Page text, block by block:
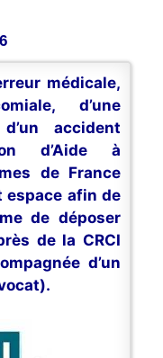
médicale,
d’une
accident
d’Aide à
de France
espace afin de
de déposer
de la CRCI
d’un